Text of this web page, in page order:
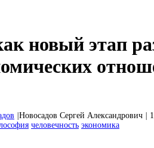
новый этап
Новосадов Сергей Александрович
человечность экономика